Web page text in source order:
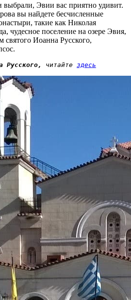
Эвии вас приятно удивит.
вы найдете бесчисленные
такие как Николая
чудесное поселение на озере Эвия,
Иоанна Русского,
Русского, читайте здесь